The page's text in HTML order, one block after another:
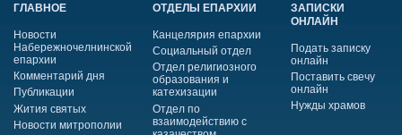
ГЛАВНОЕ
Новости
Набережночелнинской
епархии
Комментарий дня
Публикации
Жития святых
Новости митрополии
ОТДЕЛЫ ЕПАРХИИ
Канцелярия епархии
Социальный отдел
Отдел религиозного
образования и
катехизации
Отдел по
взаимодействию с
ЗАПИСКИ
ОНЛАЙН
Подать записку
онлайн
Поставить свечу
онлайн
Нужды храмов